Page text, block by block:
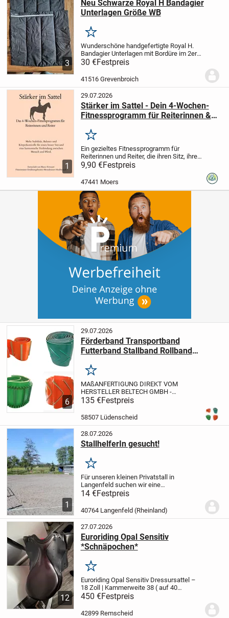
3
Neu Schwarze Royal H Bandagier
Unterlagen Größe WB
Merken
Wunderschöne handgefertigte Royal H.
Bandagier Unterlagen mit Bordüre im 2er
Set für Vorder- oder Hinterbeine.
Warmblut : Länge ca. 45 cm Breite 50 cm
noch nie am Pferd Der Artikel ist noch...
30 €Festpreis
41516 Grevenbroich
1
29.07.2026
Stärker im Sattel - Dein 4-Wochen-
Fitnessprogramm für Reiterinnen &
Merken
Ein gezieltes Fitnessprogramm für
Reiterinnen und Reiter, die ihren Sitz, ihre
Stabilität, Balance und Körperkontrolle
verbessern möchten.
erwarten dich Übungen aus den
9,90 €Festpreis
47441 Moers
6
29.07.2026
Förderband Transportband
Futterband Stallband Rollband
Schaffutterband für Kühe Schafe
Milchviehfütterung Rollbandwagen
Abschiebewagen der Fabrikate Eder ,
Krampe, Drakkar, Krone, Strautmann,
Merken
MAßANFERTIGUNG DIREKT VOM
HERSTELLER BELTECH GMBH -
Lüdenscheid IN PREMIUM-QUALITÄT!!!
Alle Länge + Breiten möglich!!!
Förderband / Transportband aus PVC für
135 €Festpreis
58507 Lüdenscheid
1
28.07.2026
StallhelferIn gesucht!
Merken
Für unseren kleinen Privatstall in
Langenfeld suchen wir eine
Stallhilfe.Tätigkeiten Misten, Heu
vorlegen, etc.
ca 1h pro Tag, 2-3 Tage pro
Pferdeerfahrung...
14 €Festpreis
40764 Langenfeld (Rheinland)
12
27.07.2026
Euroriding Opal Sensitiv
*Schnäpochen*
Merken
Euroriding Opal Sensitiv Dressursattel –
18 Zoll | Kammerweite 38 ( auf 40
veränderbar) Ich verkaufe meinen
gepflegten Euroriding Opal Sensitiv
Dressursattel in der Farbe Schwarz.
450 €Festpreis
42899 Remscheid